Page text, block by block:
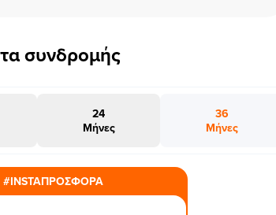
συνδρομής
24
Μήνες
36
Μήνες
#INSTAΠΡΟΣΦΟΡΑ